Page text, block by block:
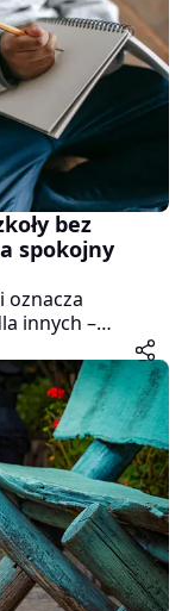
bez
spokojny
oznacza
innych –
wymagania,
mogą
Rodzice mają
przeżyje ten